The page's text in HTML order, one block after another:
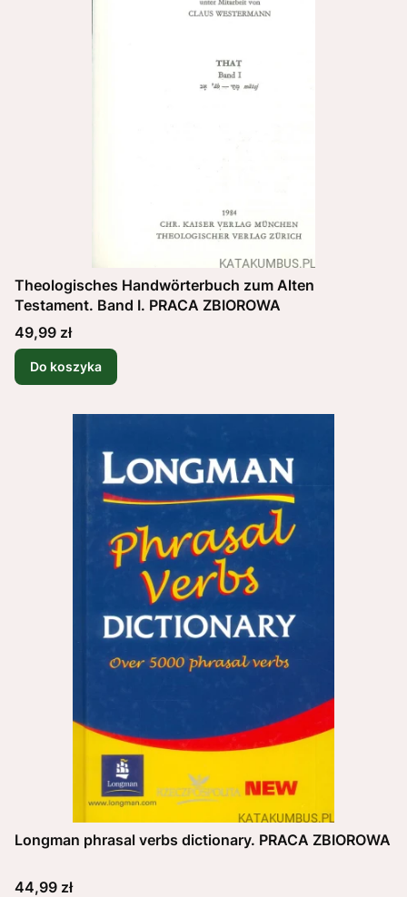
Theologisches Handwörterbuch zum Alten
Testament. Band I. PRACA ZBIOROWA
Cena
49,99 zł
Do koszyka
Longman phrasal verbs dictionary. PRACA ZBIOROWA
Cena
44,99 zł